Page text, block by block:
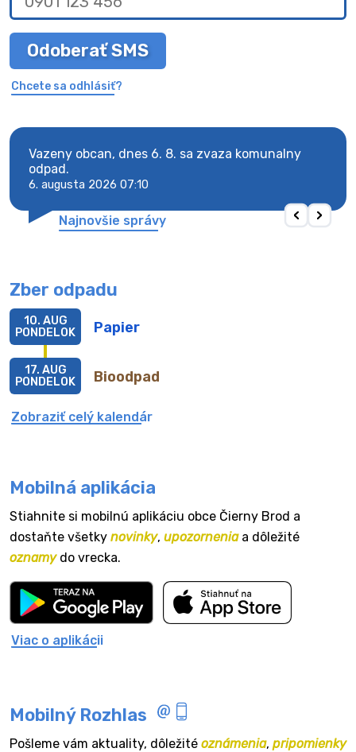
Odoberať SMS
Chcete sa odhlásiť?
Vazeny obcan, dnes 6. 8. sa zvaza komunalny
odpad.
6. augusta 2026 07:10
Najnovšie správy
Zber odpadu
Papier
10. AUG
PONDELOK
Bioodpad
17. AUG
PONDELOK
Zobraziť celý kalendár
Mobilná aplikácia
Stiahnite si mobilnú aplikáciu obce Čierny Brod a
dostaňte všetky novinky, upozorneniaa dôležité
oznamydo vrecka.
Viac o aplikácii
Mobilný Rozhlas
Pošleme vám aktuality, dôležité oznámenia, pripomienky